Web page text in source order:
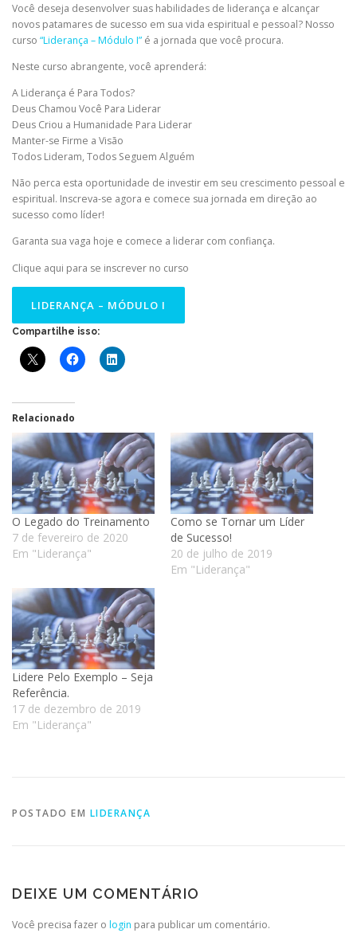
Você deseja desenvolver suas habilidades de liderança e alcançar
novos patamares de sucesso em sua vida espiritual e pessoal? Nosso
curso “Liderança – Módulo I” é a jornada que você procura.
Neste curso abrangente, você aprenderá:
A Liderança é Para Todos?
Deus Chamou Você Para Liderar
Deus Criou a Humanidade Para Liderar
Manter-se Firme a Visão
Todos Lideram, Todos Seguem Alguém
Não perca esta oportunidade de investir em seu crescimento pessoal e
espiritual. Inscreva-se agora e comece sua jornada em direção ao
sucesso como líder!
Garanta sua vaga hoje e comece a liderar com confiança.
Clique aqui para se inscrever no curso
LIDERANÇA – MÓDULO I
Compartilhe isso:
Relacionado
O Legado do Treinamento
7 de fevereiro de 2020
Em "Liderança"
Como se Tornar um Líder
de Sucesso!
20 de julho de 2019
Em "Liderança"
Lidere Pelo Exemplo – Seja
Referência.
17 de dezembro de 2019
Em "Liderança"
POSTADO EM LIDERANÇA
DEIXE UM COMENTÁRIO
Você precisa fazer o login para publicar um comentário.